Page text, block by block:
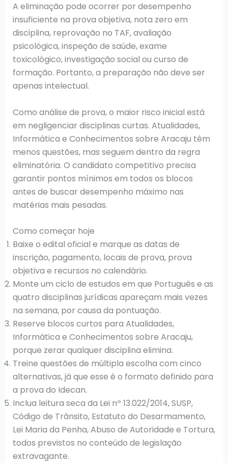
A eliminação pode ocorrer por desempenho
insuficiente na prova objetiva, nota zero em
disciplina, reprovação no TAF, avaliação
psicológica, inspeção de saúde, exame
toxicológico, investigação social ou curso de
formação. Portanto, a preparação não deve ser
apenas intelectual.
Como análise de prova, o maior risco inicial está
em negligenciar disciplinas curtas. Atualidades,
Informática e Conhecimentos sobre Aracaju têm
menos questões, mas seguem dentro da regra
eliminatória. O candidato competitivo precisa
garantir pontos mínimos em todos os blocos
antes de buscar desempenho máximo nas
matérias mais pesadas.
Como começar hoje
Baixe o edital oficial e marque as datas de
inscrição, pagamento, locais de prova, prova
objetiva e recursos no calendário.
Monte um ciclo de estudos em que Português e as
quatro disciplinas jurídicas apareçam mais vezes
na semana, por causa da pontuação.
Reserve blocos curtos para Atualidades,
Informática e Conhecimentos sobre Aracaju,
porque zerar qualquer disciplina elimina.
Treine questões de múltipla escolha com cinco
alternativas, já que esse é o formato definido para
a prova do Idecan.
Inclua leitura seca da Lei nº 13.022/2014, SUSP,
Código de Trânsito, Estatuto do Desarmamento,
Lei Maria da Penha, Abuso de Autoridade e Tortura,
todos previstos no conteúdo de legislação
extravagante.